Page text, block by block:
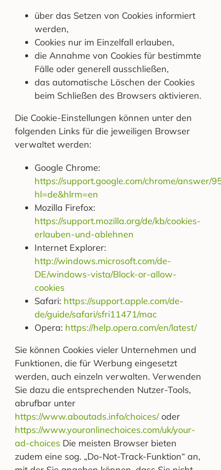
über das Setzen von Cookies informiert
werden,
Cookies nur im Einzelfall erlauben,
die Annahme von Cookies für bestimmte
Fälle oder generell ausschließen,
das automatische Löschen der Cookies
beim Schließen des Browsers aktivieren.
Die Cookie-Einstellungen können unter den
folgenden Links für die jeweiligen Browser
verwaltet werden:
Google Chrome:
https://support.google.com/chrome/answer/
hl=de&hlrm=en
Mozilla Firefox:
https://support.mozilla.org/de/kb/cookies-
erlauben-und-ablehnen
Internet Explorer:
http://windows.microsoft.com/de-
DE/windows-vista/Block-or-allow-
cookies
Safari: https://support.apple.com/de-
de/guide/safari/sfri11471/mac
Opera: https://help.opera.com/en/latest/
Sie können Cookies vieler Unternehmen und
Funktionen, die für Werbung eingesetzt
werden, auch einzeln verwalten. Verwenden
Sie dazu die entsprechenden Nutzer-Tools,
abrufbar unter
https://www.aboutads.info/choices/oder
https://www.youronlinechoices.com/uk/your-
ad-choices Die meisten Browser bieten
zudem eine sog. „Do-Not-Track-Funktion“ an,